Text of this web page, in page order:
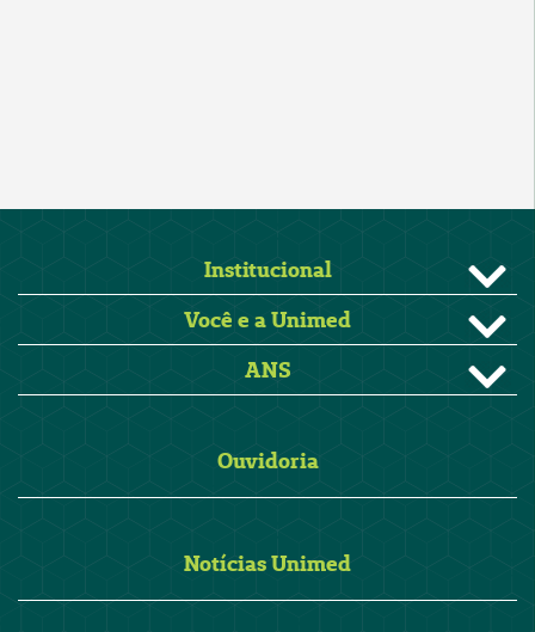
Institucional
Você e a Unimed
ANS
Ouvidoria
Notícias Unimed